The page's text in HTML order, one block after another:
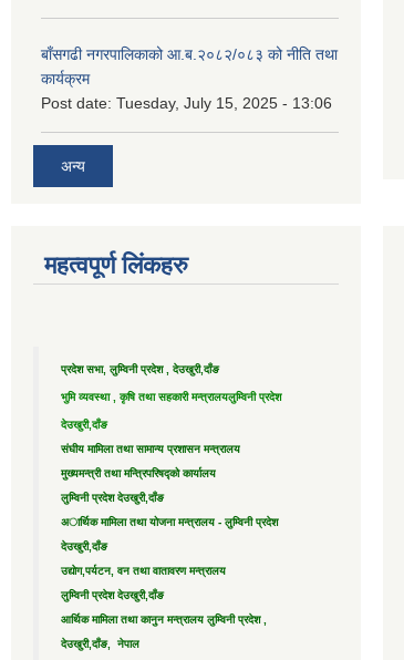
बाँसगढी नगरपालिकाको आ.ब.२०८२/०८३ को नीति तथा
कार्यक्रम
Post date: Tuesday, July 15, 2025 - 13:06
अन्य
महत्वपूर्ण लिंकहरु
प्रदेश सभा, लुम्विनी प्रदेश , देउखुरी,दाँङ
भुमि व्यवस्था , कृषि तथा सहकारी मन्त्रालयलुम्विनी प्रदेश
देउखुरी,दाँङ
संघीय मामिला तथा सामान्य प्रशासन मन्त्रालय
मुख्यमन्त्री तथा मन्त्रिपरिषद्को कार्यालय
लुम्विनी प्रदेश देउखुरी,दाँङ
अार्थिक मामिला तथा योजना मन्त्रालय - लुम्विनी प्रदेश
देउखुरी,दाँङ
उद्याेग,पर्यटन, वन तथा वातावरण मन्त्रालय
लुम्विनी प्रदेश देउखुरी,दाँङ
आर्थिक मामिला तथा कानुन मन्त्रालय लुम्विनी प्रदेश ,
देउखुरी,दाँङ, नेपाल